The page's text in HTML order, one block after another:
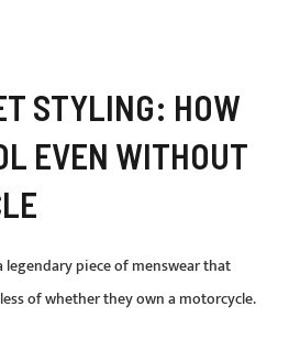
STYLING: HOW
EVEN WITHOUT
legendary piece of menswear that
of whether they own a motorcycle.